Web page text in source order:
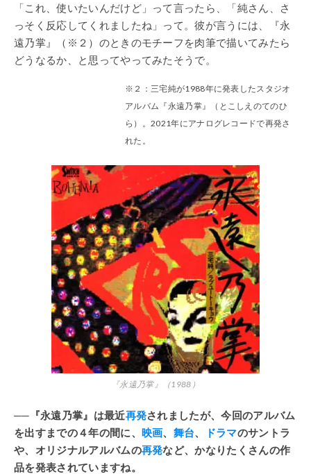
「これ、使いたいんだけど」って言ったら、「純さん、さ
っそく反応してくれましたね」って。彼が言うには、『永
遠乃掌』（※２）のときのモチーフを肉筆で描いてみたら
どうなるか、と思ってやってみたそうで。
※２：三宅純が1988年に発表したスタジオ
アルバム『永遠乃掌』（とこしえのてのひ
ら）。2021年にアナログレコードで再発さ
れた。
『永遠乃掌』（1988）
──『永遠乃掌』は最近再発されましたが、今回のアルバム
を出すまでの４年の間に、 映画 舞台 ドラマのサントラ
や、オリジナルアルバムの再発など、かなりたくさんの作
品を発表されていますね。